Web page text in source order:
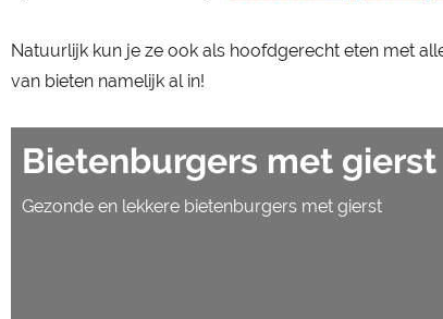
Natuurlijk kun je ze ook als hoofdgerecht eten met
van bieten namelijk al in!
Bietenburgers met gierst
Gezonde en lekkere bietenburgers met gierst